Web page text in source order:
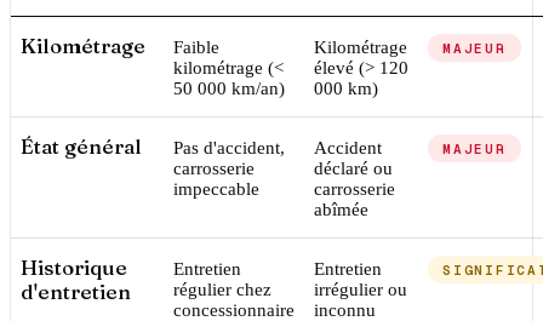
Kilométrage
Faible
kilométrage (<
50 000 km/an)
Kilométrage
élevé (> 120
000 km)
MAJEUR
État général
Pas d'accident,
carrosserie
impeccable
Accident
déclaré ou
carrosserie
abîmée
MAJEUR
Historique
d'entretien
Entretien
régulier chez
concessionnaire
Entretien
irrégulier ou
inconnu